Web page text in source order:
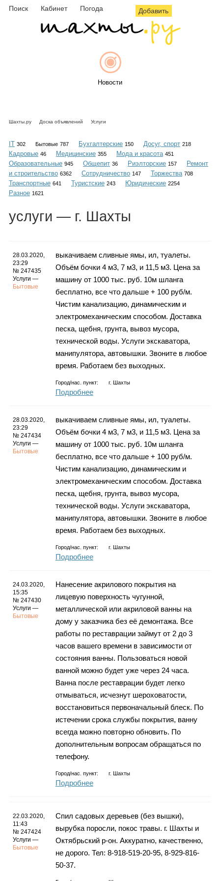
Поиск Кабинет Погода Добавить
Новости
Объявления
Каталог
Инфо
Гороскоп
Карты
Шахты.ру Доска объявлений Услуги
IT 302 Бытовые 787 Бухгалтерские 150 Досуг, спорт 218
Кадровые 46 Медицинские 355 Мода и красота 451
Образовательные 945 Общепит 36 Риэлторские 157
Ремонт
и строительство 6362 Сотрудничество 147 Торжества 708
Транспортные 641 Туристские 243 Юридические 2254
Разное 1621
услуги — г. Шахты
28.03.2020,
23:29
№ 247435
Услуги —
Бытовые
выкачиваем сливные ямы, ил, туалеты.
Объём бочки 4 м3, 7 м3, и 11,5 м3. Цена за
машину от 1000 тыс. руб. 10м шланга
бесплатно, все что дальше + 100 руб/м.
Чистим канализацию, динамическим и
электромеханическим способом. Доставка
песка, щебня, грунта, вывоз мусора,
технической воды. Услуги экскаватора,
манипулятора, автовышки. Звоните в любое
время. Работаем без выходных.
Город/нас. пункт: г. Шахты
Подробнее
28.03.2020,
23:29
№ 247434
Услуги —
Бытовые
выкачиваем сливные ямы, ил, туалеты.
Объём бочки 4 м3, 7 м3, и 11,5 м3. Цена за
машину от 1000 тыс. руб. 10м шланга
бесплатно, все что дальше + 100 руб/м.
Чистим канализацию, динамическим и
электромеханическим способом. Доставка
песка, щебня, грунта, вывоз мусора,
технической воды. Услуги экскаватора,
манипулятора, автовышки. Звоните в любое
время. Работаем без выходных.
Город/нас. пункт: г. Шахты
Подробнее
24.03.2020,
15:35
№ 247430
Услуги —
Бытовые
Нанесение акрилового покрытия на
лицевую поверхность чугунной,
металлической или акриловой ванны на
дому у заказчика без её демонтажа. Все
работы по реставрации займут от 2 до 3
часов вашего времени в зависимости от
состояния ванны. Пользоваться новой
ванной можно будет уже через 24 часа.
Ванна после реставрации будет легко
отмываться, исчезнут шероховатости,
восстановиться первоначальный блеск. По
истечении срока службы покрытия, ванну
всегда можно повторно обновить. По
дополнительным вопросам обращаться по
телефону.
Город/нас. пункт: г. Шахты
Подробнее
22.03.2020,
11:43
№ 247424
Услуги —
Бытовые
Спил садовых деревьев (без вышки),
вырубка поросли, покос травы. г. Шахты и
Октябрьский р-он. Аккуратно, качественно,
не дорого. Тел: 8-918-519-20-95, 8-929-816-
50-37.